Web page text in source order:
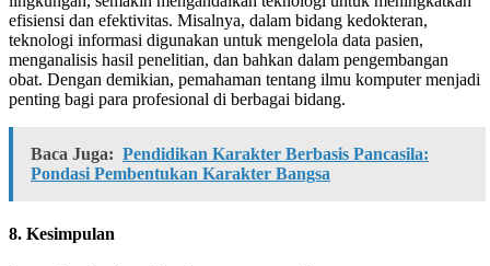
efisiensi dan efektivitas. Misalnya, dalam bidang kedokteran,
teknologi informasi digunakan untuk mengelola data pasien,
menganalisis hasil penelitian, dan bahkan dalam pengembangan
obat. Dengan demikian, pemahaman tentang ilmu komputer menjadi
penting bagi para profesional di berbagai bidang.
Baca Juga: Pendidikan Karakter Berbasis Pancasila:
Pondasi Pembentukan Karakter Bangsa
8. Kesimpulan